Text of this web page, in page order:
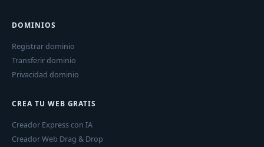
DOMINIOS
Registrar dominio
Transferir dominio
Privacidad dominio
CREA TU WEB GRATIS
Creador Express con IA
Creador Web Drag & Drop